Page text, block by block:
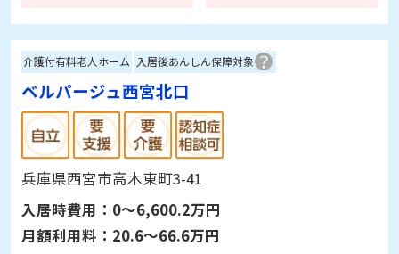
介護付有料老人ホーム 入居後あんしん保障対象
ベルパージュ西宮北口
兵庫県西宮市高木東町3-41
入居時費用： 0～6,600.2万円
月額利用料： 20.6～66.6万円